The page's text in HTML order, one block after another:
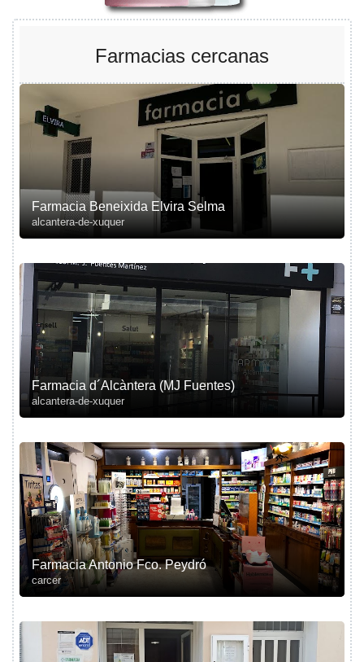
Farmacias cercanas
Farmacia Beneixida Elvira Selma
alcantera-de-xuquer
Farmacia d´Alcàntera (MJ Fuentes)
alcantera-de-xuquer
Farmacia Antonio Fco. Peydró
carcer